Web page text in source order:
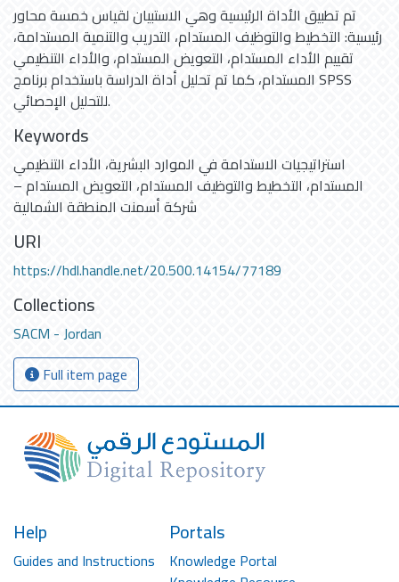
تم تطبيق الأداة الرئيسية وهي الاستبيان لقياس خمسة محاور
رئيسية: التخطيط والتوظيف المستدام، التدريب والتنمية المستدامة،
تقييم الأداء المستدام، التعويض المستدام، والأداء التنظيمي
المستدام، كما تم تحليل أداة الدراسة باستخدام برنامج SPSS
للتحليل الإحصائي.
Keywords
استراتيجيات الاستدامة في الموارد البشرية، الأداء التنظيمي
المستدام، التخطيط والتوظيف المستدام، التعويض المستدام –
شركة أسمنت المنطقة الشمالية
URI
https://hdl.handle.net/20.500.14154/77189
Collections
SACM - Jordan
Full item page
Help
Guides and Instructions
Portals
Knowledge Portal